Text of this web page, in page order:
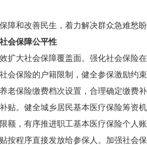
障和改善民生，着力解决群众急难愁
会保障公平性
效扩大社会保障覆盖面。强化社会保
会保险的户籍限制，健全参保激励约
老保险缴费档次设置，合理确定缴费
贴。健全城乡居民基本医疗保险筹资
额，有序推进职工基本医疗保险个人
按程序直接发放给参保人。加强社会